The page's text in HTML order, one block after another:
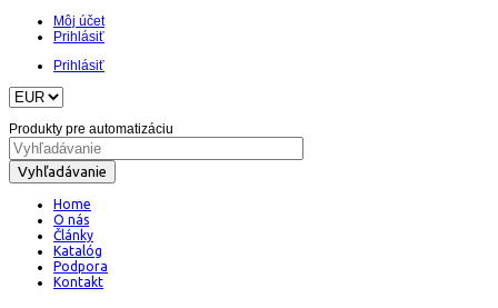
Môj účet
Prihlásiť
Prihlásiť
Produkty pre automatizáciu
Vyhľadávanie
Home
O nás
Články
Katalóg
Podpora
Kontakt